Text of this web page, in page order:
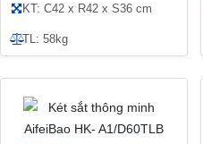
KT: C42 x R42 x S36 cm
TL: 58kg